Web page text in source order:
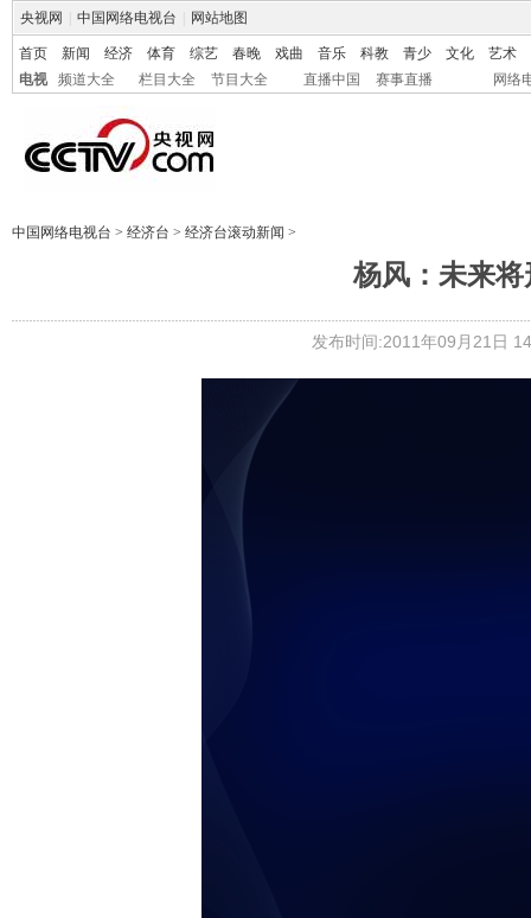
央视网 中国网络电视台 网站地图
首页 新闻 经济 体育 综艺 春晚 戏曲 音乐 科教 青少 文化
艺术
电视
频道大全 栏目大全 节目大全 直播中国 赛事直播 网络
中国网络电视台 > 经济台 > 经济台滚动新闻 >
杨风：未来
发布时间:2011年09月21日